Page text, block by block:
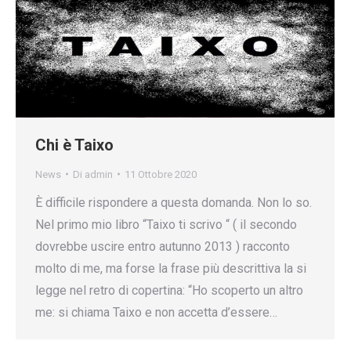
Chi è Taixo
News Di admin 11 Ottobre 2020
È difficile rispondere a questa domanda. Non lo so.
Nel primo mio libro “Taixo ti scrivo “ ( il secondo
dovrebbe uscire entro autunno 2013 ) racconto
molto di me, ma forse la frase più descrittiva la si
legge nel retro di copertina: “Ho scoperto un altro
me: si chiama Taixo e non accetta d’essere…